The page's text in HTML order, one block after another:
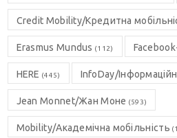
Credit Mobility/Кредитна
Erasmus Mundus (112)
HERE (445) InfoDay/
Jean Monnet/Жан Моне (593)
Mobility/Академічна мобільність